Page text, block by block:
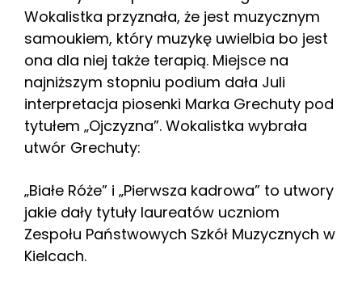
Wokalistka przyznała, że jest muzycznym
samoukiem, który muzykę uwielbia bo jest
ona dla niej także terapią. Miejsce na
najniższym stopniu podium dała Juli
interpretacja piosenki Marka Grechuty pod
tytułem „Ojczyzna”. Wokalistka wybrała
utwór Grechuty:
„Białe Róże” i „Pierwsza kadrowa” to utwory
jakie dały tytuły laureatów uczniom
Zespołu Państwowych Szkół Muzycznych w
Kielcach.